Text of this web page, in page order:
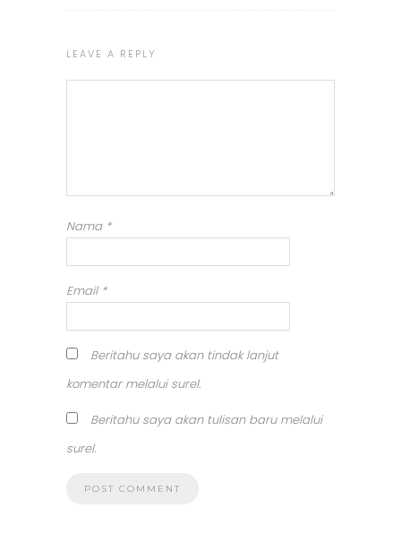
LEAVE A REPLY
Nama *
Email *
Beritahu saya akan tindak lanjut
komentar melalui surel.
Beritahu saya akan tulisan baru melalui
surel.